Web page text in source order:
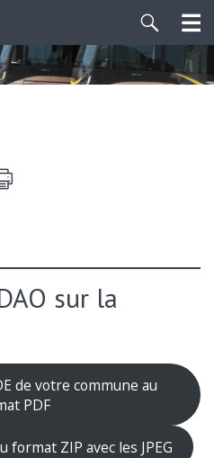
sur la
de votre commune au
PDF
format ZIP avec les JPEG